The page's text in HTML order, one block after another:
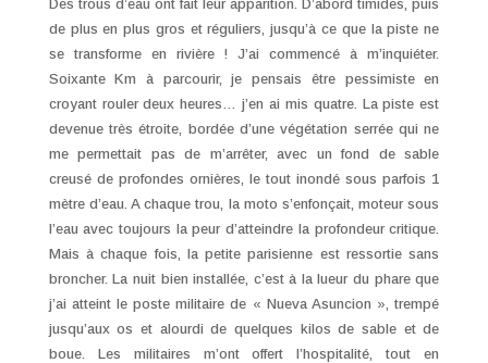
Des trous d’eau ont fait leur apparition. D’abord timides, puis
de plus en plus gros et réguliers, jusqu’à ce que la piste ne
se transforme en rivière ! J’ai commencé à m’inquiéter.
Soixante Km à parcourir, je pensais être pessimiste en
croyant rouler deux heures… j’en ai mis quatre. La piste est
devenue très étroite, bordée d’une végétation serrée qui ne
me permettait pas de m’arrêter, avec un fond de sable
creusé de profondes ornières, le tout inondé sous parfois 1
mètre d’eau. A chaque trou, la moto s’enfonçait, moteur sous
l’eau avec toujours la peur d’atteindre la profondeur critique.
Mais à chaque fois, la petite parisienne est ressortie sans
broncher. La nuit bien installée, c’est à la lueur du phare que
j’ai atteint le poste militaire de « Nueva Asuncion », trempé
jusqu’aux os et alourdi de quelques kilos de sable et de
boue. Les militaires m’ont offert l’hospitalité, tout en